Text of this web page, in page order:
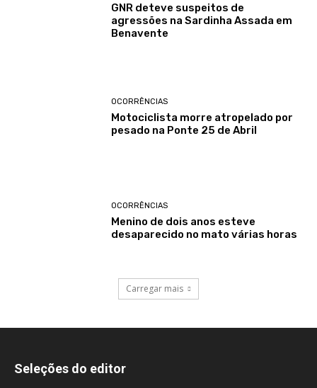
GNR deteve suspeitos de
agressões na Sardinha Assada em
Benavente
OCORRÊNCIAS
Motociclista morre atropelado por
pesado na Ponte 25 de Abril
OCORRÊNCIAS
Menino de dois anos esteve
desaparecido no mato várias horas
Carregar mais
Seleções do editor